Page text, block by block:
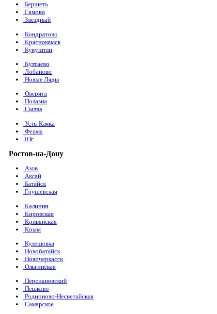
Бершеть
Гамово
Звездный
Кондратово
Краснокамск
Кукуштан
Култаево
Лобаново
Новые Ляды
Оверята
Полазна
Сылва
Усть-Качка
Ферма
Юг
Ростов-на-Дону
Азов
Аксай
Батайск
Грушевская
Калинин
Кировская
Кривянская
Крым
Кулешовка
Новобатайск
Новочеркасск
Ольгинская
Персиановский
Пешково
Родионово-Несветайская
Самарское